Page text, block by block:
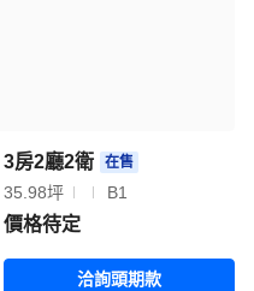
3房2廳2衛 在售
35.98坪 B1
價格待定
洽詢頭期款